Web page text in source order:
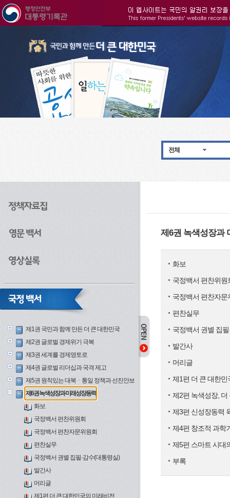
전체
제1권 국민과 함께 만든 더 큰 대한민국
제2권 글로벌 경제위기 극복
제3권 세계를 경제영토로
제4권 글로벌 리더십과 국격 제고
제5권 원칙있는 대북ㆍ통일 정책과 선진안보
제6권 녹색성장과 미래성장동력
화보
국정백서 편찬위원회
국정백서 편찬자문위원회
편찬실무
국정백서 권별 집필·감수(대통령실)
발간사
머리글
제1편 더 큰 대한민국의 미래비전
제6권 녹색성장과
화보
국정백서 편찬위원
국정백서 편찬자문
편찬실무
국정백서 권별 집
발간사
머리글
제1편 더 큰 대한민
제2편 녹색성장,
제3편 신성장동력
제4편 창조적 과학
제5편 스마트 시대
부록